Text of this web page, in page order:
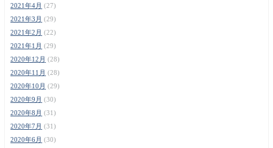
2021年4月 (27)
2021年3月 (29)
2021年2月 (22)
2021年1月 (29)
2020年12月 (28)
2020年11月 (28)
2020年10月 (29)
2020年9月 (30)
2020年8月 (31)
2020年7月 (31)
2020年6月 (30)